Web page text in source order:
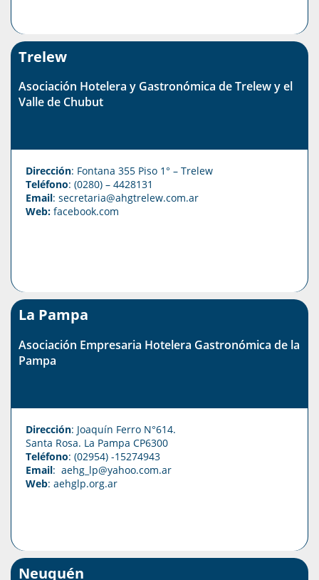
Trelew
Asociación Hotelera y Gastronómica de Trelew y el
Valle de Chubut
Dirección: Fontana 355 Piso 1° – Trelew
Teléfono: (0280) – 4428131
Email: secretaria@ahgtrelew.com.ar
Web: facebook.com
La Pampa
Asociación Empresaria Hotelera Gastronómica de la
Pampa
Dirección: Joaquín Ferro N°614.
Santa Rosa. La Pampa CP6300
Teléfono: (02954) -15274943
Email: aehg_lp@yahoo.com.ar
Web: aehglp.org.ar
Neuquén